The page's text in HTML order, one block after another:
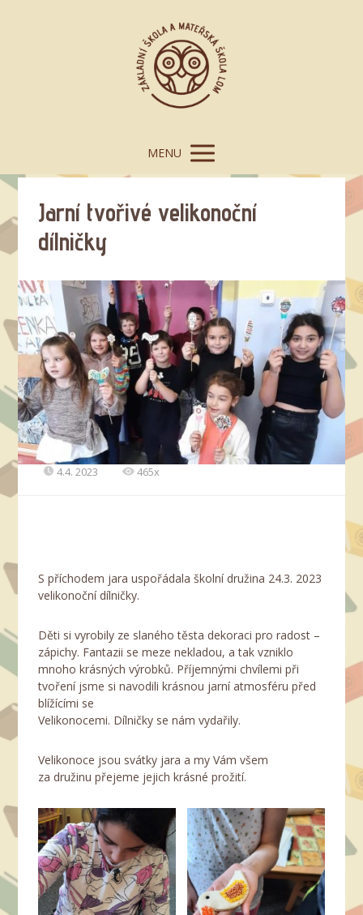
MENU
Jarní tvořivé velikonoční
dílničky
4.4. 2023 465x
S příchodem jara uspořádala školní družina 24.3. 2023
velikonoční dílničky.
Děti si vyrobily ze slaného těsta dekoraci pro radost –
zápichy. Fantazii se meze nekladou, a tak vzniklo
mnoho krásných výrobků. Příjemnými chvílemi při
tvoření jsme si navodili krásnou jarní atmosféru před
blížícími se
Velikonocemi. Dílničky se nám vydařily.
Velikonoce jsou svátky jara a my Vám všem
za družinu přejeme jejich krásné prožití.